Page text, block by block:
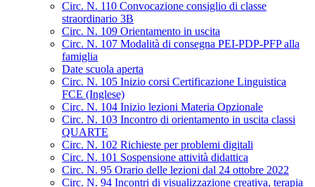
Circ. N. 110 Convocazione consiglio di classe
straordinario 3B
Circ. N. 109 Orientamento in uscita
Circ. N. 107 Modalità di consegna PEI-PDP-PFP alla
famiglia
Date scuola aperta
Circ. N. 105 Inizio corsi Certificazione Linguistica
FCE (Inglese)
Circ. N. 104 Inizio lezioni Materia Opzionale
Circ. N. 103 Incontro di orientamento in uscita classi
QUARTE
Circ. N. 102 Richieste per problemi digitali
Circ. N. 101 Sospensione attività didattica
Circ. N. 95 Orario delle lezioni dal 24 ottobre 2022
Circ. N. 94 Incontri di visualizzazione creativa, terapia